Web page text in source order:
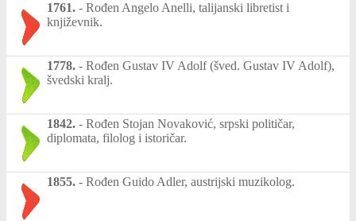
1761. - Rođen Angelo Anelli, talijanski libretist i
književnik.
1778. - Rođen Gustav IV Adolf (šved. Gustav IV Adolf),
švedski kralj.
1842. - Rođen Stojan Novaković, srpski političar,
diplomata, filolog i istoričar.
1855. - Rođen Guido Adler, austrijski muzikolog.